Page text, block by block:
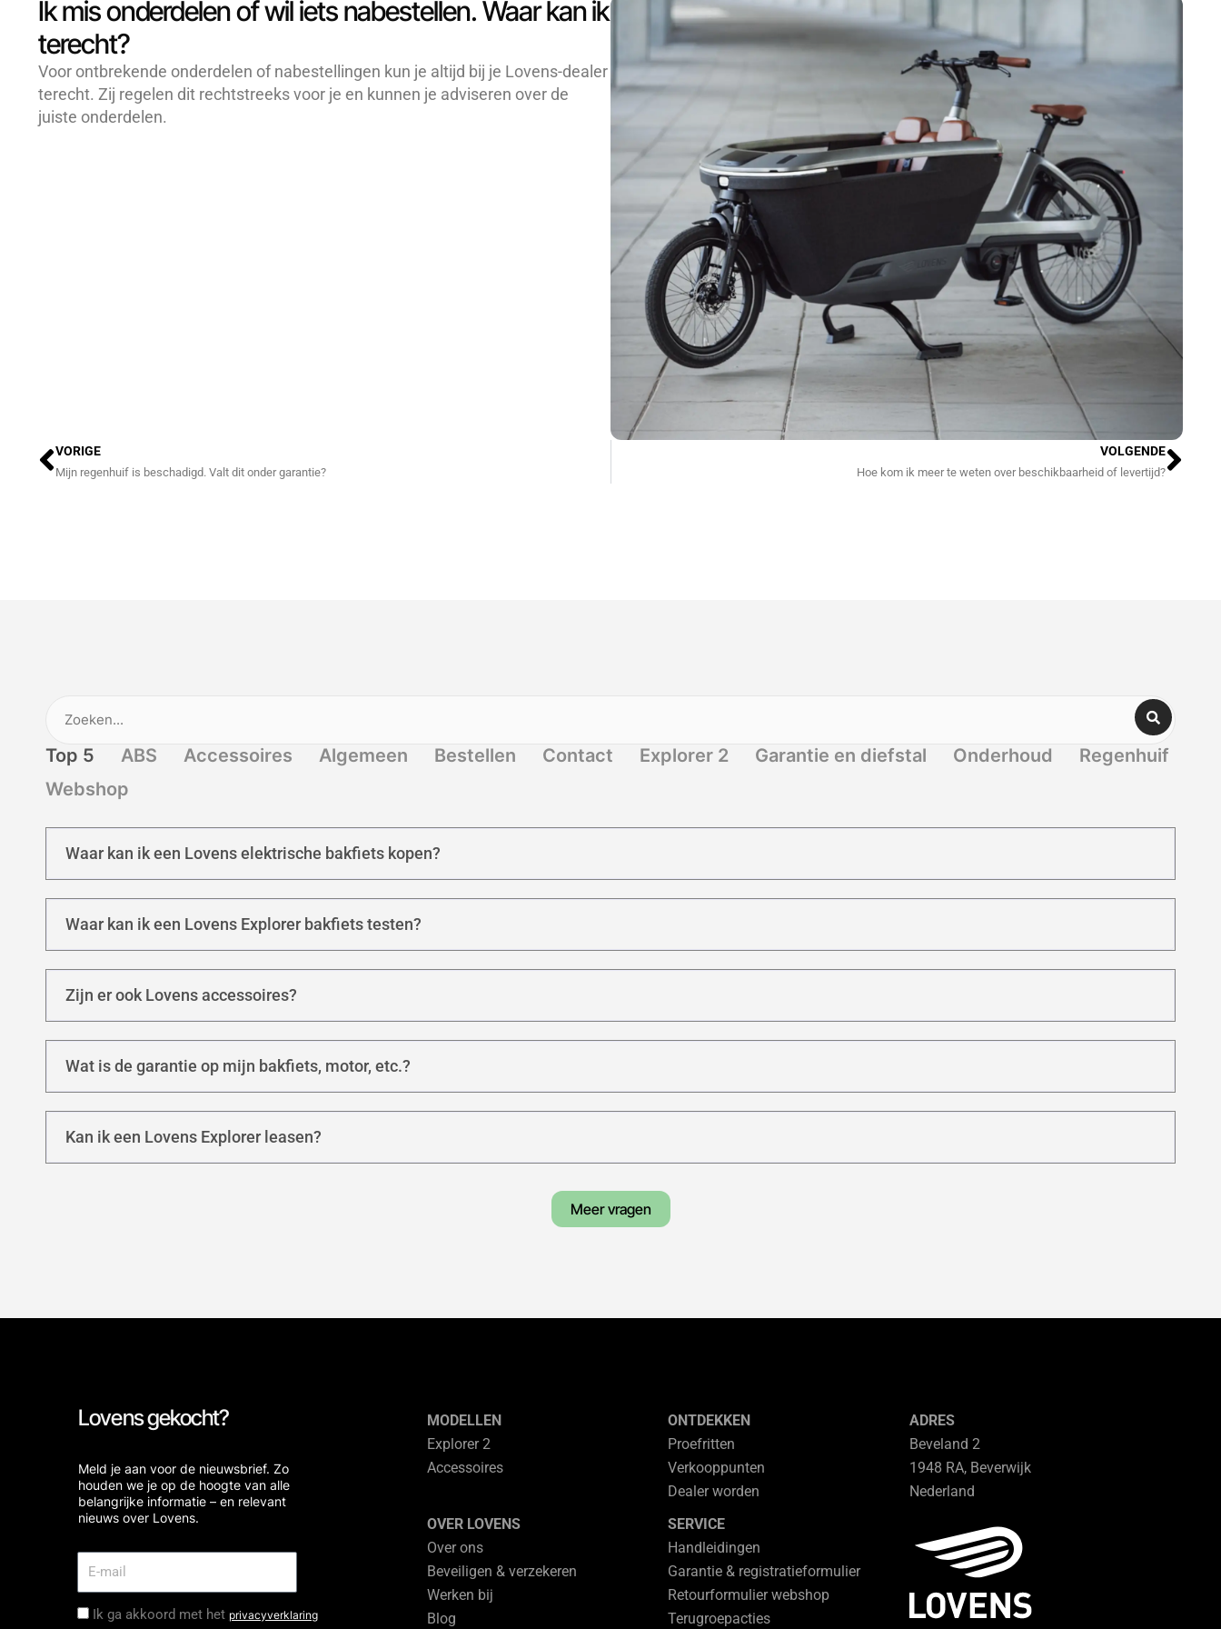
Ik mis onderdelen of wil iets nabestellen. Waar kan ik
terecht?
Voor ontbrekende onderdelen of nabestellingen kun je altijd bij je Lovens-dealer
terecht. Zij regelen dit rechtstreeks voor je en kunnen je adviseren over de
juiste onderdelen.
Vorige
VORIGE
Mijn regenhuif is beschadigd. Valt dit onder garantie?
VOLGENDE
Hoe kom ik meer te weten over beschikbaarheid of levertijd?
Top 5 ABS Accessoires Algemeen Bestellen Contact Explorer 2 Garantie en diefstal Onderhoud
Regenhuif
Webshop
Waar kan ik een Lovens elektrische bakfiets kopen?
Waar kan ik een Lovens Explorer bakfiets testen?
Zijn er ook Lovens accessoires?
Wat is de garantie op mijn bakfiets, motor, etc.?
Kan ik een Lovens Explorer leasen?
Meer vragen
Lovens gekocht?
Meld je aan voor de nieuwsbrief. Zo
houden we je op de hoogte van alle
belangrijke informatie – en relevant
nieuws over Lovens.
Ik ga akkoord met het privacyverklaring
MODELLEN
Explorer 2
Accessoires
ONTDEKKEN
Proefritten
Verkooppunten
Dealer worden
ADRES
Beveland 2
1948 RA, Beverwijk
Nederland
OVER LOVENS
Over ons
Beveiligen & verzekeren
Werken bij
Blog
SERVICE
Handleidingen
Garantie & registratieformulier
Retourformulier webshop
Terugroepacties